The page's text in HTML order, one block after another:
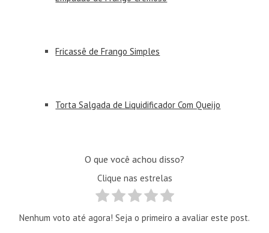
Fricassê de Frango Simples
Torta Salgada de Liquidificador Com Queijo
O que você achou disso?
Clique nas estrelas
Nenhum voto até agora! Seja o primeiro a avaliar este post.